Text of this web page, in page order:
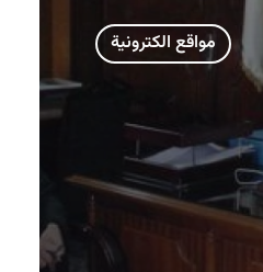
مواقع الكترونية